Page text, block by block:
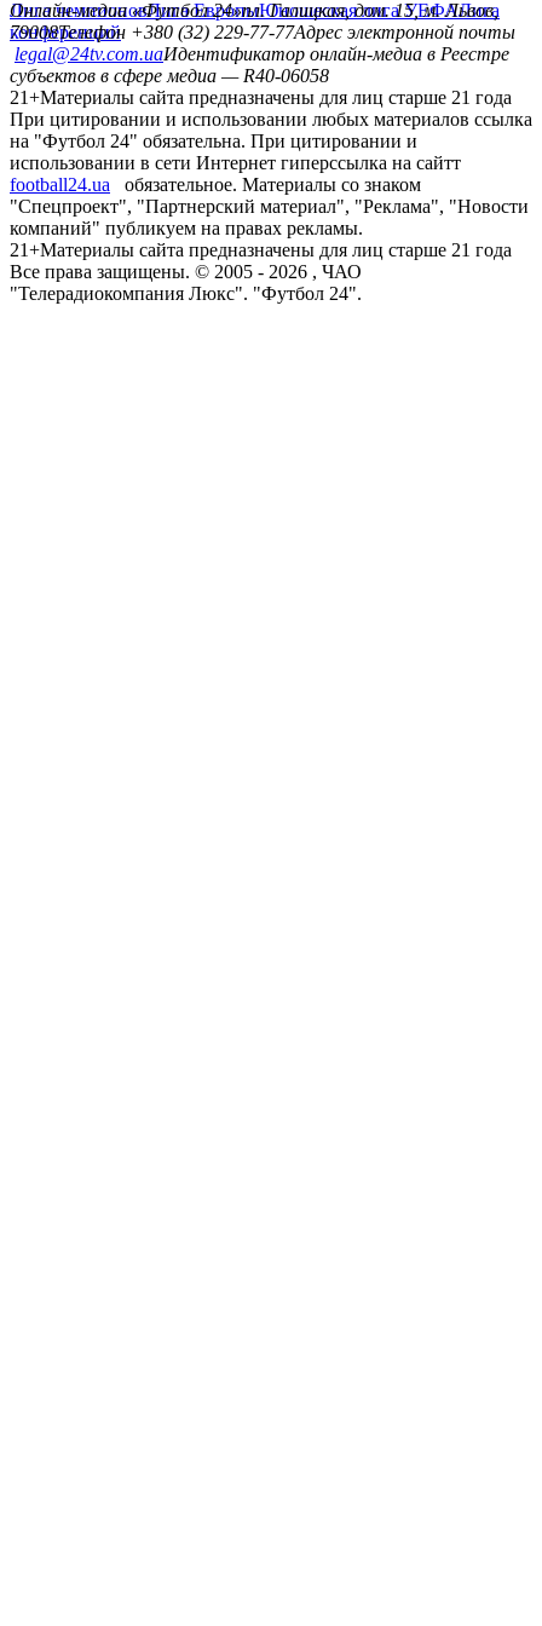
Лига чемпионовЛига ЕвропыЮношеская лига УЕФАЛига
конференций
Онлайн-медиа «Футбол 24»пл. Галицкая, дом. 15, м. Львов,
79008Телефон +380 (32) 229-77-77Адрес электронной почты
legal@24tv.com.uaИдентификатор онлайн-медиа в Реестре
субъектов в сфере медиа — R40-06058
21+Материалы сайта предназначены для лиц старше 21 года
При цитировании и использовании любых материалов ссылка
на "Футбол 24" обязательна. При цитировании и
использовании в сети Интернет гиперссылка на сайтт
football24.ua
обязательное. Материалы со знаком
"Спецпроект", "Партнерский материал", "Реклама", "Новости
компаний" публикуем на правах рекламы.
21+Материалы сайта предназначены для лиц старше 21 года
Все права защищены. © 2005 - 2026 , ЧАО
"Телерадиокомпания Люкс". "Футбол 24".